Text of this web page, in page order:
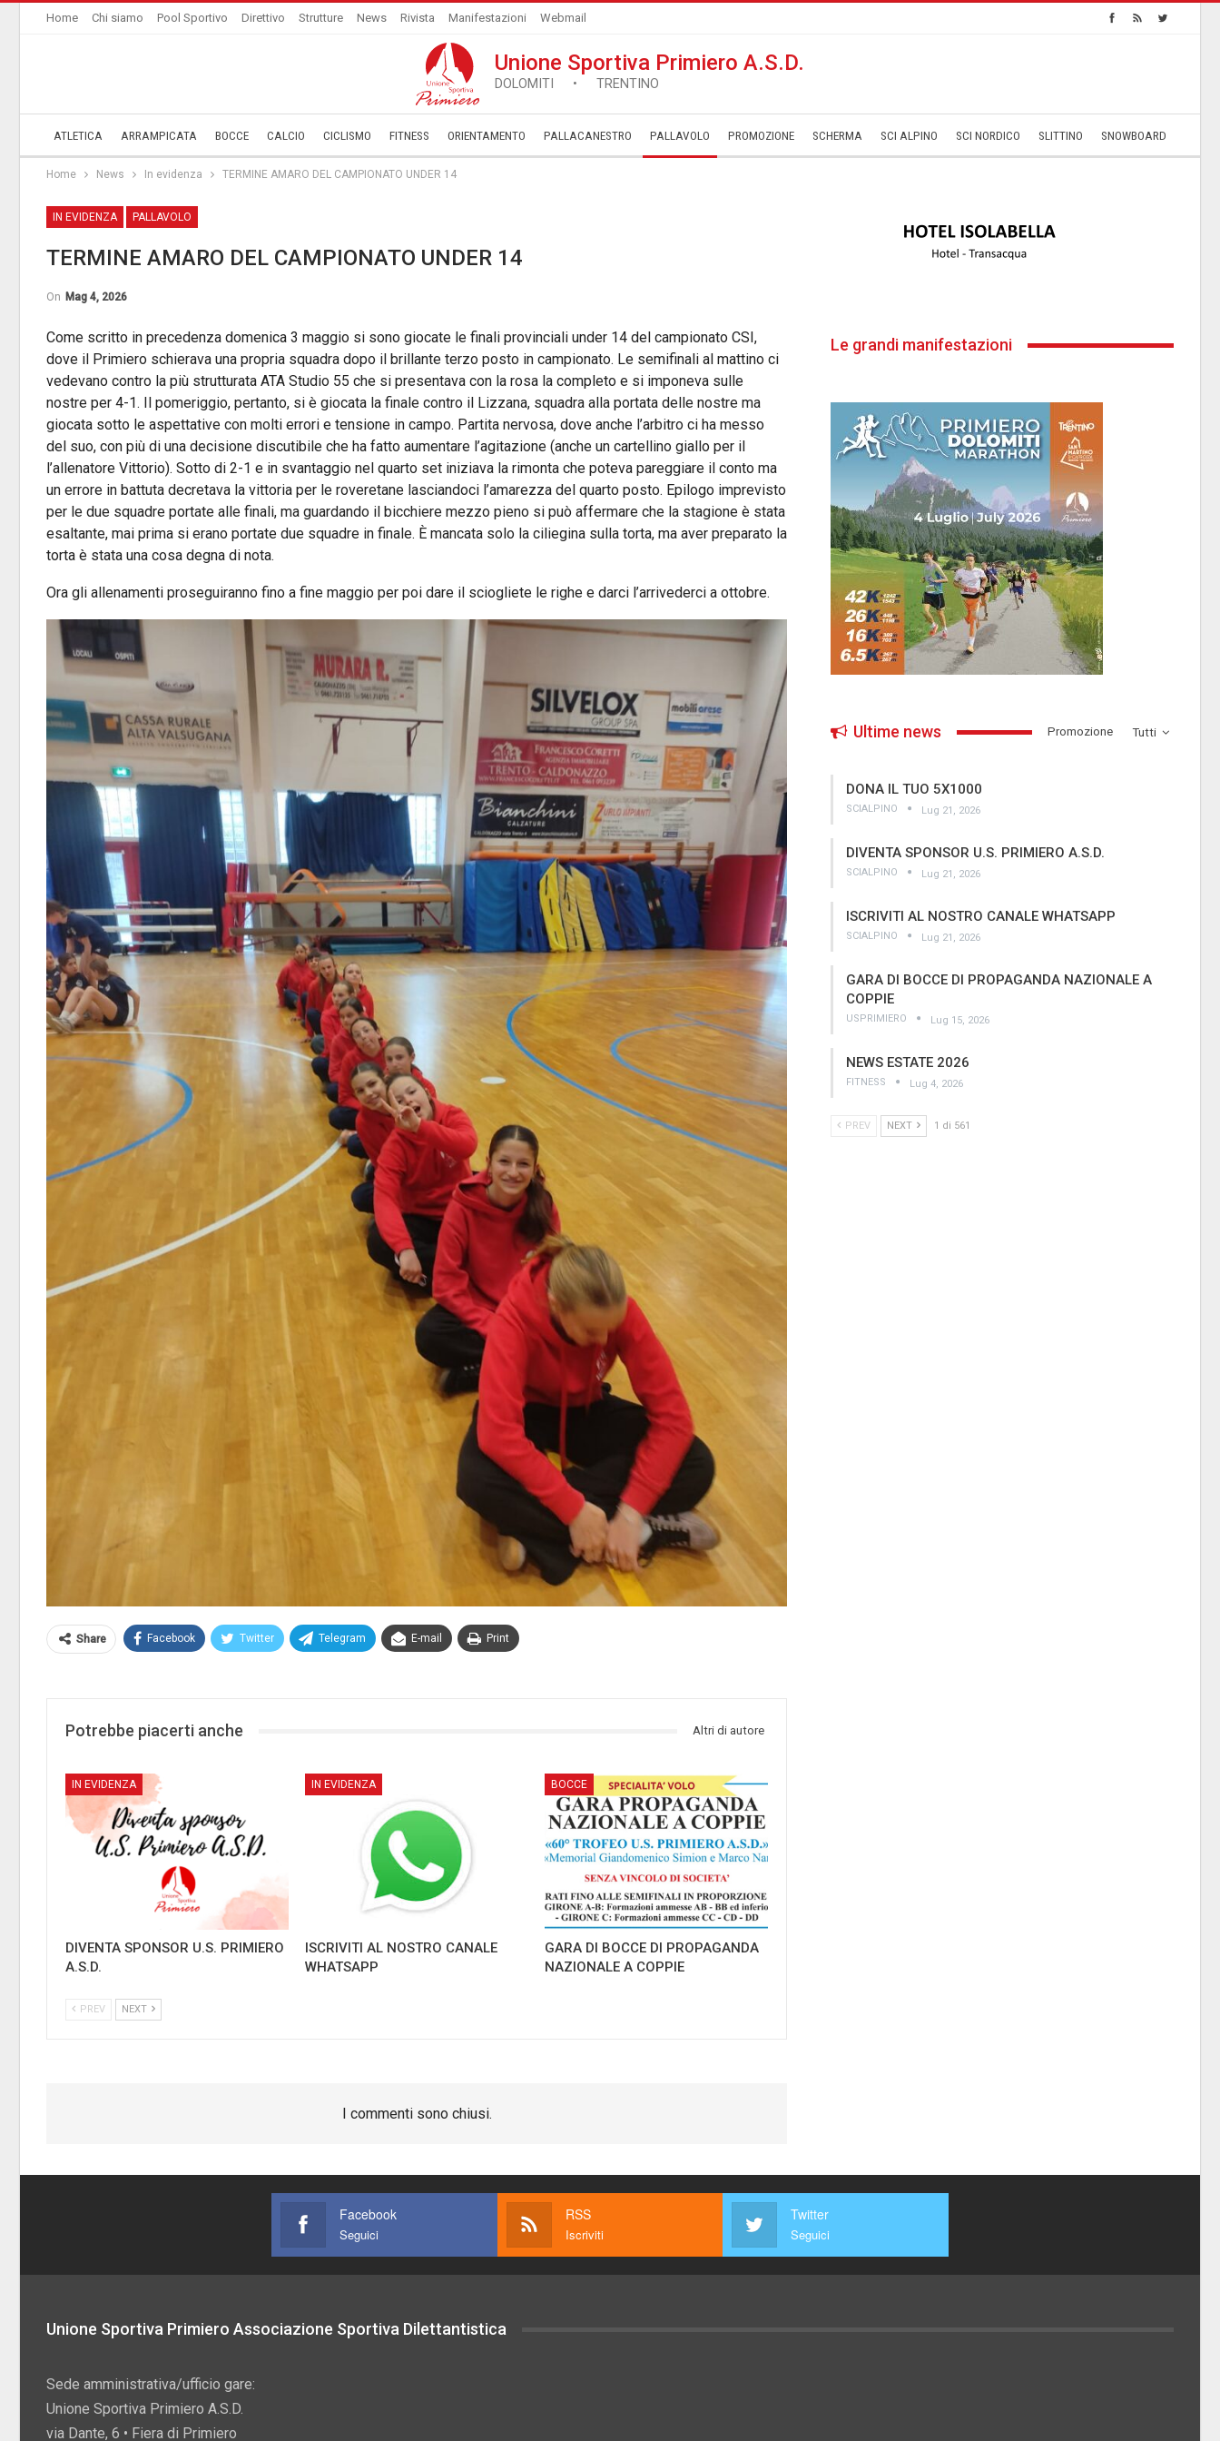
Home Chi siamo Pool Sportivo Direttivo Strutture News Rivista Manifestazioni Webmail
Unione Sportiva Primiero A.S.D.
DOLOMITI • TRENTINO
ATLETICA ARRAMPICATA BOCCE CALCIO CICLISMO FITNESS ORIENTAMENTO PALLACANESTRO PALLAVOLO ­PROMOZIONE SCHERMA SCI ALPINO SCI NORDICO SLITTINO SNOWBOARD
Home News In evidenza TERMINE AMARO DEL CAMPIONATO UNDER 14
IN EVIDENZA PALLAVOLO
TERMINE AMARO DEL CAMPIONATO UNDER 14
On Mag 4, 2026
Come scritto in precedenza domenica 3 maggio si sono giocate le finali provinciali under 14 del campionato CSI,
dove il Primiero schierava una propria squadra dopo il brillante terzo posto in campionato. Le semifinali al mattino ci
vedevano contro la più strutturata ATA Studio 55 che si presentava con la rosa la completo e si imponeva sulle
nostre per 4-1. Il pomeriggio, pertanto, si è giocata la finale contro il Lizzana, squadra alla portata delle nostre ma
giocata sotto le aspettative con molti errori e tensione in campo. Partita nervosa, dove anche l’arbitro ci ha messo
del suo, con più di una decisione discutibile che ha fatto aumentare l’agitazione (anche un cartellino giallo per il
l’allenatore Vittorio). Sotto di 2-1 e in svantaggio nel quarto set iniziava la rimonta che poteva pareggiare il conto ma
un errore in battuta decretava la vittoria per le roveretane lasciandoci l’amarezza del quarto posto. Epilogo imprevisto
per le due squadre portate alle finali, ma guardando il bicchiere mezzo pieno si può affermare che la stagione è stata
esaltante, mai prima si erano portate due squadre in finale. È mancata solo la ciliegina sulla torta, ma aver preparato la
torta è stata una cosa degna di nota.
Ora gli allenamenti proseguiranno fino a fine maggio per poi dare il sciogliete le righe e darci l’arrivederci a ottobre.
Share Facebook Twitter Telegram E-mail Print
Potrebbe piacerti anche Altri di autore
IN EVIDENZA
DIVENTA SPONSOR U.S. PRIMIERO
A.S.D.
IN EVIDENZA
ISCRIVITI AL NOSTRO CANALE
WHATSAPP
BOCCE
GARA DI BOCCE DI PROPAGANDA
NAZIONALE A COPPIE
PREV NEXT
I commenti sono chiusi.
Le grandi manifestazioni
Tutti
Ultime news ­Promozione
DONA IL TUO 5X1000
SCIALPINO Lug 21, 2026
DIVENTA SPONSOR U.S. PRIMIERO A.S.D.
SCIALPINO Lug 21, 2026
ISCRIVITI AL NOSTRO CANALE WHATSAPP
SCIALPINO Lug 21, 2026
GARA DI BOCCE DI PROPAGANDA NAZIONALE A
COPPIE
USPRIMIERO Lug 15, 2026
NEWS ESTATE 2026
FITNESS Lug 4, 2026
PREV NEXT 1 di 561
Facebook
Seguici
RSS
Iscriviti
Twitter
Seguici
Unione Sportiva Primiero Associazione Sportiva Dilettantistica
Sede amministrativa/ufficio gare:
Unione Sportiva Primiero A.S.D.
via Dante, 6 • Fiera di Primiero